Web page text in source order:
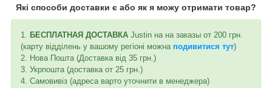
Які способи доставки є або як я можу отримати товар?
1. БЕСПЛАТНАЯ ДОСТАВКА Justin на на заказы от 200 грн.
(карту відділень у вашому регіоні можна подивитися тут)
2. Нова Пошта (Доставка від 35 грн.)
3. Укрпошта (доставка от 25 грн.)
4. Самовивіз (адреса варто уточнити в менеджера)